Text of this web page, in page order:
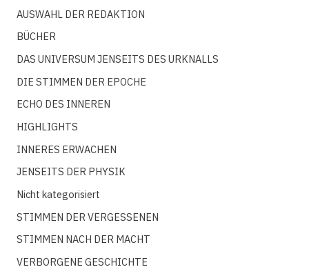
AUSWAHL DER REDAKTION
BÜCHER
DAS UNIVERSUM JENSEITS DES URKNALLS
DIE STIMMEN DER EPOCHE
ECHO DES INNEREN
HIGHLIGHTS
INNERES ERWACHEN
JENSEITS DER PHYSIK
Nicht kategorisiert
STIMMEN DER VERGESSENEN
STIMMEN NACH DER MACHT
VERBORGENE GESCHICHTE